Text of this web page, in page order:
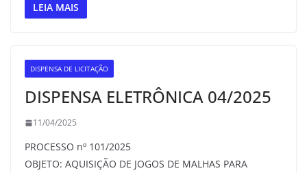
LEIA MAIS
DISPENSA DE LICITAÇÃO
DISPENSA ELETRÔNICA 04/2025
11/04/2025
PROCESSO nº 101/2025
OBJETO: AQUISIÇÃO DE JOGOS DE MALHAS PARA